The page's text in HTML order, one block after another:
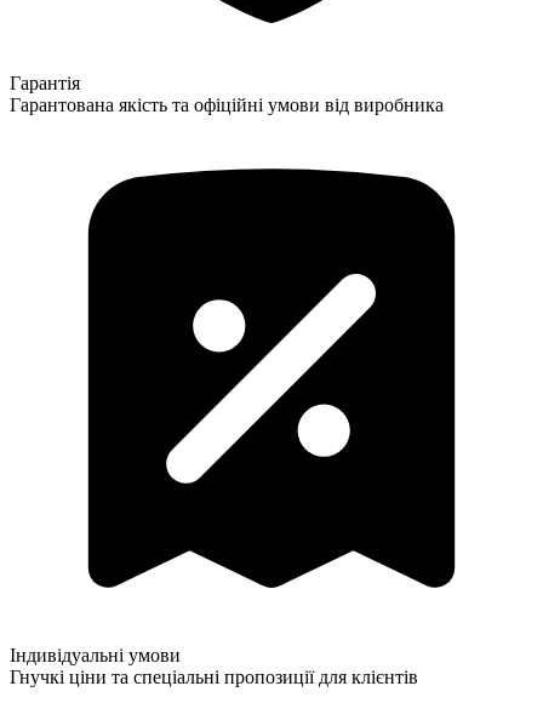
Гарантія
Гарантована якість та офіційні умови від виробника
Індивідуальні умови
Гнучкі ціни та спеціальні пропозиції для клієнтів